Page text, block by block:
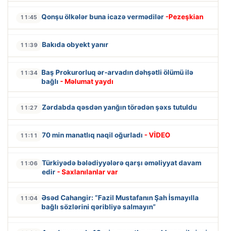
11:45 Qonşu ölkələr buna icazə vermədilər -Pezeşkian
11:39 Bakıda obyekt yanır
11:34 Baş Prokurorluq ər-arvadın dəhşətli ölümü ilə
bağlı - Məlumat yaydı
11:27 Zərdabda qəsdən yanğın törədən şəxs tutuldu
11:11 70 min manatlıq naqil oğurladı - VİDEO
11:06
Türkiyədə bələdiyyələrə qarşı əməliyyat davam
edir - Saxlanılanlar var
11:04
Əsəd Cahangir: “Fazil Mustafanın Şah İsmayılla
bağlı sözlərini qəribliyə salmayın”